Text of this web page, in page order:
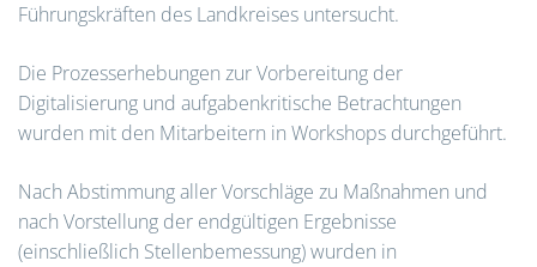
Führungskräften des Landkreises untersucht.
Die Prozesserhebungen zur Vorbereitung der
Digitalisierung und aufgabenkritische Betrachtungen
wurden mit den Mitarbeitern in Workshops durchgeführt.
Nach Abstimmung aller Vorschläge zu Maßnahmen und
nach Vorstellung der endgültigen Ergebnisse
(einschließlich Stellenbemessung) wurden in